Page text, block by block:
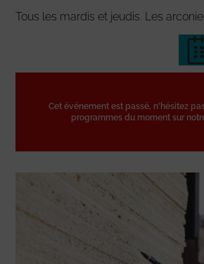
Tous les mardis et jeudis. Les
Cet événement est passé, n'hésitez
programmes du moment sur